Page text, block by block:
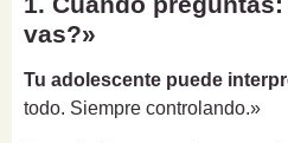
vas?»
Tu adolescente puede
todo. Siempre controlando.»